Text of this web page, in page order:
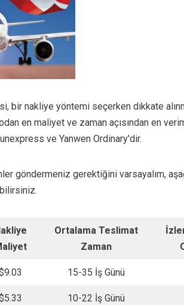
bir nakliye yöntemi seçerken dikkate
en maliyet ve zaman açısından en
ve Yanwen Ordinary'dir.
göndermeniz gerektiğini varsayalım,
Ortalama Teslimat
Zaman
15-35 İş Günü
10-22 İş Günü